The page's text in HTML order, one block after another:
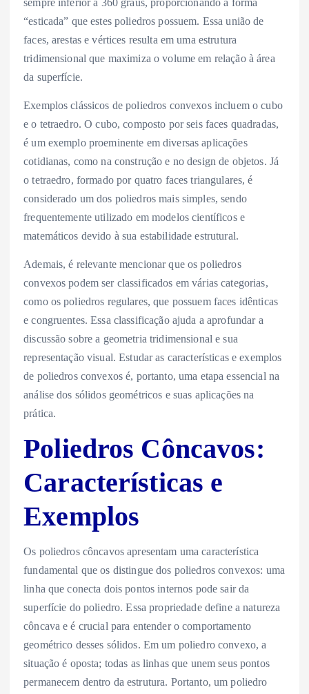
“esticada” que estes poliedros possuem. Essa união de
faces, arestas e vértices resulta em uma estrutura
tridimensional que maximiza o volume em relação à área
da superfície.
Exemplos clássicos de poliedros convexos incluem o cubo
e o tetraedro. O cubo, composto por seis faces quadradas,
é um exemplo proeminente em diversas aplicações
cotidianas, como na construção e no design de objetos. Já
o tetraedro, formado por quatro faces triangulares, é
considerado um dos poliedros mais simples, sendo
frequentemente utilizado em modelos científicos e
matemáticos devido à sua estabilidade estrutural.
Ademais, é relevante mencionar que os poliedros
convexos podem ser classificados em várias categorias,
como os poliedros regulares, que possuem faces idênticas
e congruentes. Essa classificação ajuda a aprofundar a
discussão sobre a geometria tridimensional e sua
representação visual. Estudar as características e exemplos
de poliedros convexos é, portanto, uma etapa essencial na
análise dos sólidos geométricos e suas aplicações na
prática.
Poliedros Côncavos:
Características e
Exemplos
Os poliedros côncavos apresentam uma característica
fundamental que os distingue dos poliedros convexos: uma
linha que conecta dois pontos internos pode sair da
superfície do poliedro. Essa propriedade define a natureza
côncava e é crucial para entender o comportamento
geométrico desses sólidos. Em um poliedro convexo, a
situação é oposta; todas as linhas que unem seus pontos
permanecem dentro da estrutura. Portanto, um poliedro